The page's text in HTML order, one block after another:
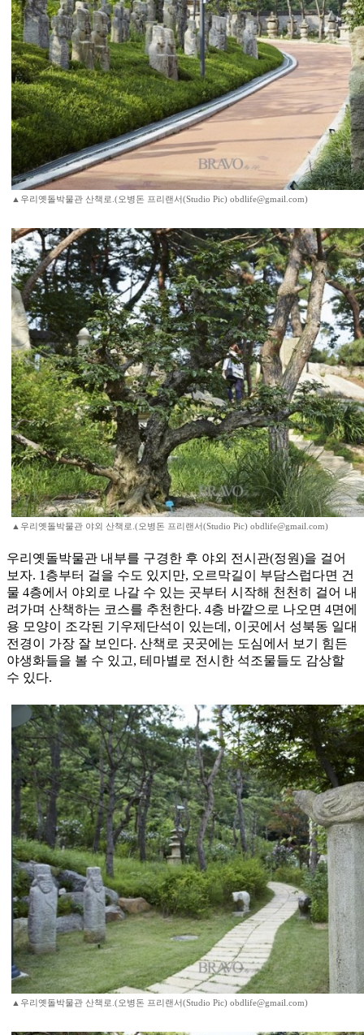
▲우리옛돌박물관 산책로.(오병돈 프리랜서(Studio Pic) obdlife@gmail.com)
▲우리옛돌박물관 야외 산책로.(오병돈 프리랜서(Studio Pic) obdlife@gmail.com)
우리옛돌박물관 내부를 구경한 후 야외 전시관(정원)을 걸어
보자. 1층부터 걸을 수도 있지만, 오르막길이 부담스럽다면 건
물 4층에서 야외로 나갈 수 있는 곳부터 시작해 천천히 걸어 내
려가며 산책하는 코스를 추천한다. 4층 바깥으로 나오면 4면에
용 모양이 조각된 기우제단석이 있는데, 이곳에서 성북동 일대
전경이 가장 잘 보인다. 산책로 곳곳에는 도심에서 보기 힘든
야생화들을 볼 수 있고, 테마별로 전시한 석조물들도 감상할
수 있다.
▲우리옛돌박물관 산책로.(오병돈 프리랜서(Studio Pic) obdlife@gmail.com)